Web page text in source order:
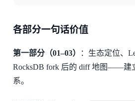
各部分一句话价值
第一部分（01–03）
：生态定位、
RocksDB fork 后的 diff 地图——建
系。